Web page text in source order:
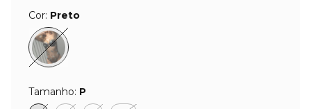
Cor: Preto
Tamanho: P